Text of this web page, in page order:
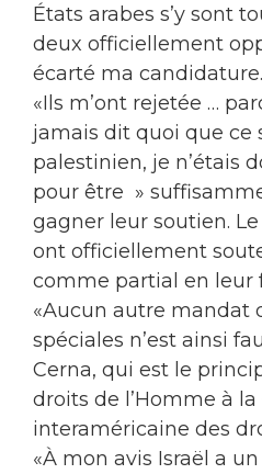
États arabes s’y sont
deux officiellement
écarté ma
«Ils m’ont rejetée …
jamais dit quoi que ce
palestinien, je n’étais
pour être »
gagner leur soutien.
ont officiellement
comme partial en leur
«Aucun autre mandat
spéciales n’est ainsi
Cerna, qui est le
droits de l’Homme à
interaméricaine des
«À mon avis Israël a